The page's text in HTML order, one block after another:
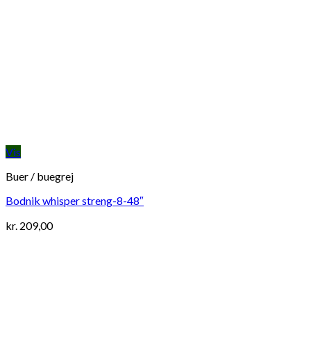
Vis
Buer / buegrej
Bodnik whisper streng-8-48″
kr. 209,00